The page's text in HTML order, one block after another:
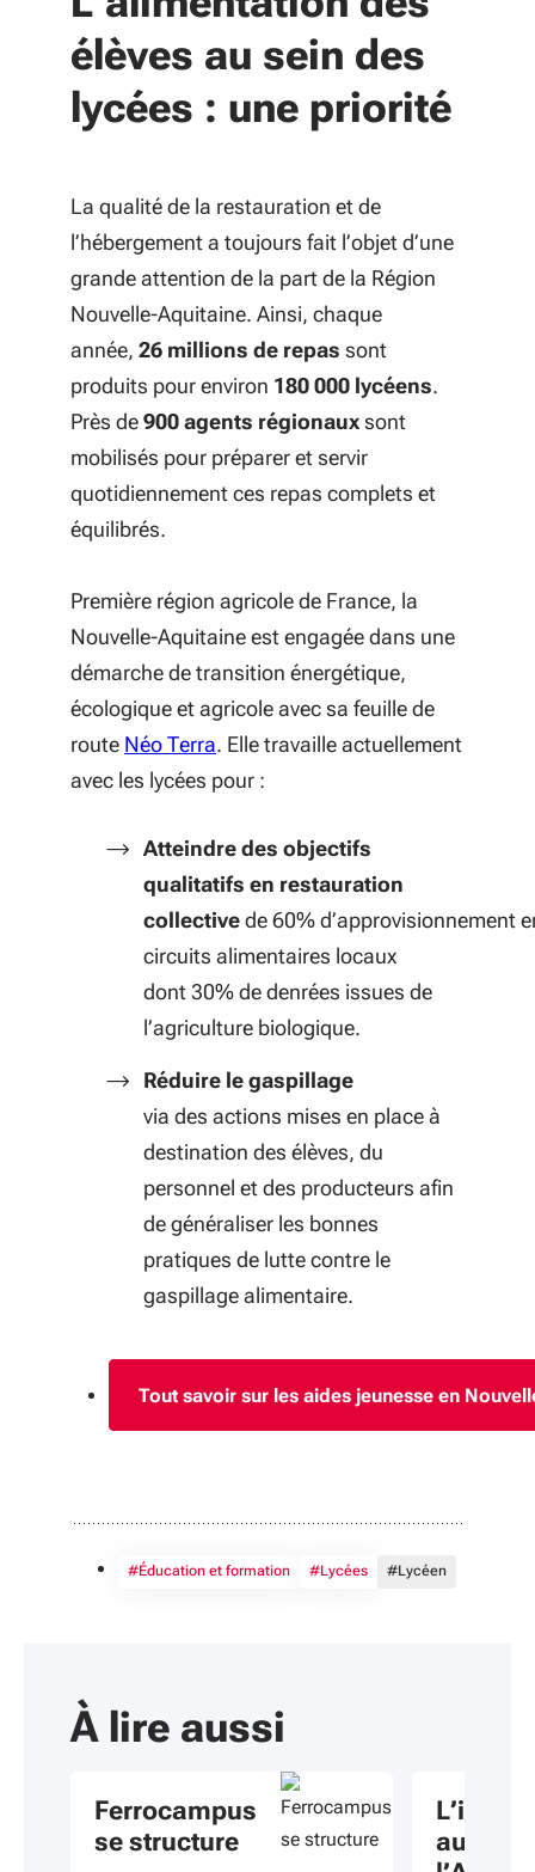
élèves au sein des
lycées : une priorité
La qualité de la restauration et de
l’hébergement a toujours fait l’objet d’une
grande attention de la part de la Région
Nouvelle-Aquitaine. Ainsi, chaque
année, 26 millions de repas sont
produits pour environ 180 000 lycéens.
Près de900 agents régionauxsont
mobilisés pour préparer et servir
quotidiennement ces repas complets et
équilibrés.
Première région agricole de France, la
Nouvelle-Aquitaine est engagée dans une
démarche de transition énergétique,
écologique et agricole avec sa feuille de
route Néo Terra (S'ouvre dans une nouvelle
. Elle travaille actuellement
avec les lycées pour :
Atteindre des objectifs
qualitatifs en restauration
collectivede60% d’approvisionnement
circuits alimentaires locaux
dont 30% de denrées issues de
l’agriculture biologique.
Réduire le gaspillage
via des actions mises en place à
destination des élèves, du
personnel et des producteurs afin
de généraliser les bonnes
pratiques de lutte contre le
gaspillage alimentaire.
Tout savoir sur les aides jeunesse en
#Éducation et formation #Lycées #Lycéen
À lire aussi
Ferrocampus
se structure
au